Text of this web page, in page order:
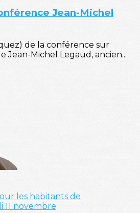
Jean-Michel
de la conférence sur
Jean-Michel Legaud, ancien...